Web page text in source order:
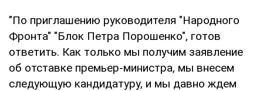
"По приглашению руководителя "Народного
Фронта" "Блок Петра Порошенко", готов
ответить. Как только мы получим заявление
об отставке премьер-министра, мы внесем
следующую кандидатуру, и мы давно ждем